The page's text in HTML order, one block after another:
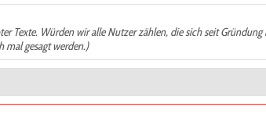
Texte. Würden wir alle Nutzer zählen, die sich seit
gesagt werden.)